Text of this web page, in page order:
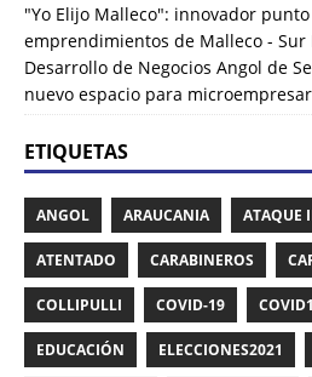
"Yo Elijo Malleco": innovador
emprendimientos de Malleco -
Desarrollo de Negocios Angol de
nuevo espacio para
ETIQUETAS
ANGOL ARAUCANIA ATAQUE
ATENTADO CARABINEROS
COLLIPULLI COVID-19
EDUCACIÓN ELECCIONES2021